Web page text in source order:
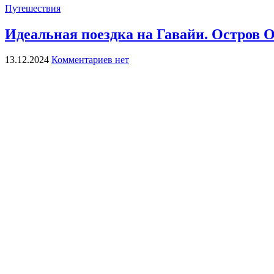
Путешествия
Идеальная поездка на Гавайи. Остров
13.12.2024 Комментариев нет